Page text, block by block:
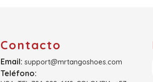
Contacto
Email: support@mrtangoshoes.com
Teléfono: